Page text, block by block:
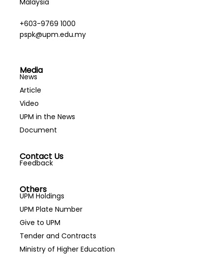
Malaysia
+603-9769 1000
pspk@upm.edu.my
Media
News
Article
Video
UPM in the News
Document
Contact Us
Feedback
Others
UPM Holdings
UPM Plate Number
Give to UPM
Tender and Contracts
Ministry of Higher Education